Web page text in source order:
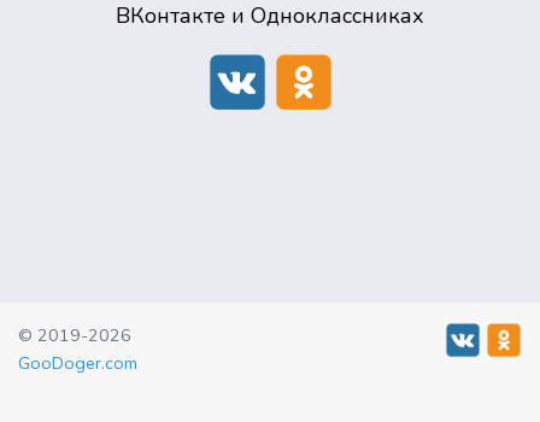
ВКонтакте и Одноклассниках
© 2019-2026
GooDoger.com